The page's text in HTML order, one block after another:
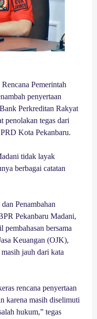
Rencana Pemerintah
penyertaan
Perkreditan Rakyat
penolakan tegas dari
Kota Pekanbaru.
tidak layak
berbagai catatan
Penambahan
Pekanbaru Madani,
bersama
Keuangan (OJK),
jauh dari kata
rencana penyertaan
karena masih diselimuti
hukum,” tegas